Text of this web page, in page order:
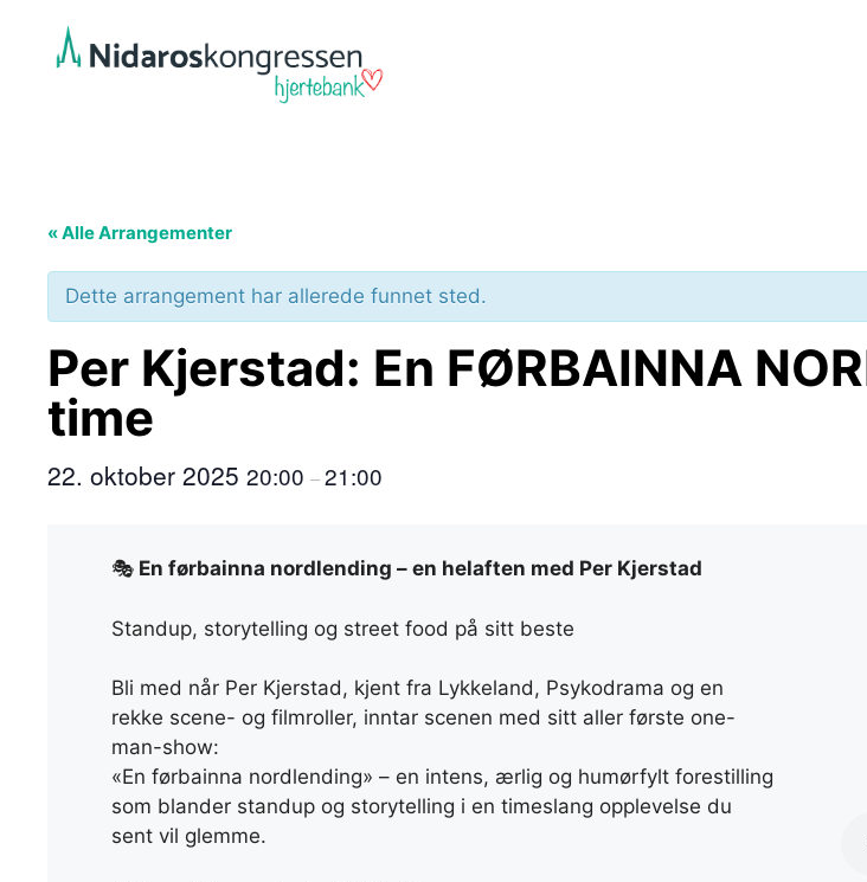
innhold
« Alle Arrangementer
Dette arrangement har allerede funnet sted.
Per Kjerstad: En FØRBAINNA
time
22. oktober 2025 20:00 –21:00
🎭En førbainna nordlending – en helaften med Per Kjerstad
Standup, storytelling og street food på sitt beste
Bli med når Per Kjerstad, kjent fra Lykkeland, Psykodrama og en
rekke scene- og filmroller, inntar scenen med sitt aller første one-
man-show:
«En førbainna nordlending» – en intens, ærlig og humørfylt forestilling
som blander standup og storytelling i en timeslang opplevelse du
sent vil glemme.